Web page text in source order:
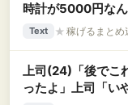
時計が5000円な
Text ★ 稼げるまと
上司(24)「後でこ
ったよ」上司「